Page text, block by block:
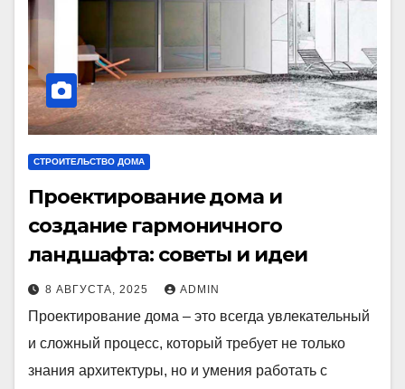
СТРОИТЕЛЬСТВО ДОМА
Проектирование дома и
создание гармоничного
ландшафта: советы и идеи
8 АВГУСТА, 2025 ADMIN
Проектирование дома – это всегда увлекательный
и сложный процесс, который требует не только
знания архитектуры, но и умения работать с